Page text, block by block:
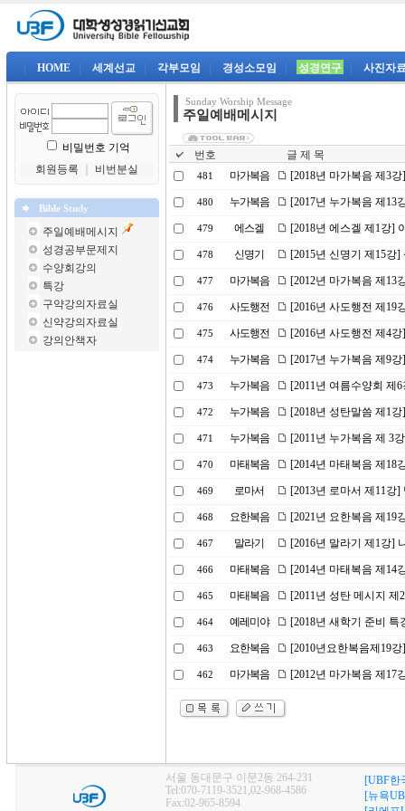
HOME 세계선교 각부모임 경성소모임 성경연구 사진자
비밀번호 기억
회원등록
비번분실
Bible Study
주일예배메시지
성경공부문제지
수양회강의
특강
구약강의자료실
신약강의자료실
강의안책자
Sunday Worship Message
주일예배메시지
번호 글 제 목
481 마가복음 [2018년 마가복음 제3
480 누가복음 [2017년 누가복음 제13
479 에스겔 [2018년 에스겔 제1강]
478 신명기 [2015년 신명기 제15강]
477 마가복음 [2012년 마가복음 제13
476 사도행전 [2016년 사도행전 제19
475 사도행전 [2016년 사도행전 제4
474 누가복음 [2017년 누가복음 제9
473 누가복음 [2011년 여름수양회 제
472 누가복음 [2018년 성탄말씀 제1
471 누가복음 [2011년 누가복음 제 3
470 마태복음 [2014년 마태복음 제18
469 로마서 [2013년 로마서 제11강
468 요한복음 [2021년 요한복음 제19
467 말라기 [2016년 말라기 제1강]
466 마태복음 [2014년 마태복음 제14
465 마태복음 [2011년 성탄 메시지
464 예레미야 [2018년 새학기 준비
463 요한복음 [2010년요한복음제19
462 마가복음 [2012년 마가복음 제17
서울 동대문구 이문2동 264-231
Tel:070-7119-3521,02-968-4586
Fax:02-965-8594
[UBF한
[뉴욕